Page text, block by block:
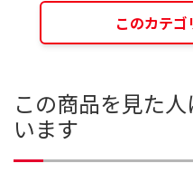
このカテ
この商品を見た
います